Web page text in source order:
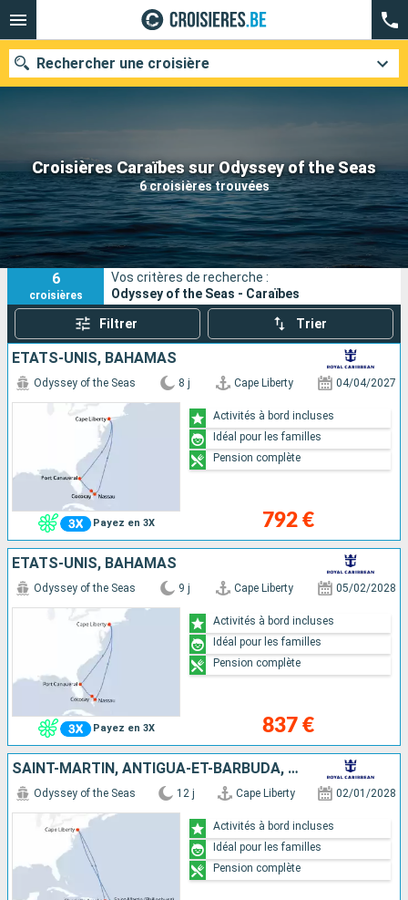
Croisières Caraïbes sur Odyssey of the Seas
6 croisières trouvées
Rechercher une croisière
Nos destinations
Mois de départ
Ports Compagnies
Rechercher
6
croisières
Vos critères de recherche :
Odyssey of the Seas - Caraïbes
Filtrer Trier
ÉTATS-UNIS, BAHAMAS
Payez en 3X
Odyssey of the Seas 8 j Cape Liberty 04/04/2027
792 €
Activités à bord incluses
Idéal pour les familles
Pension complète
ÉTATS-UNIS, BAHAMAS
Payez en 3X
Odyssey of the Seas 9 j Cape Liberty 05/02/2028
837 €
Activités à bord incluses
Idéal pour les familles
Pension complète
SAINT-MARTIN, ANTIGUA-ET-BARBUDA, SAINT-CHRISTOPHE-ET-NIÉVÈS, ÉTATS-UNIS
Odyssey of the Seas 12 j Cape Liberty 02/01/2028
Activités à bord incluses
Idéal pour les familles
Pension complète